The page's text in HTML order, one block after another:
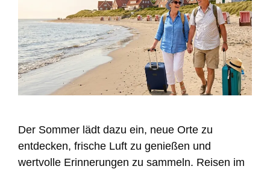
Der Sommer lädt dazu ein, neue Orte zu
entdecken, frische Luft zu genießen und
wertvolle Erinnerungen zu sammeln. Reisen im